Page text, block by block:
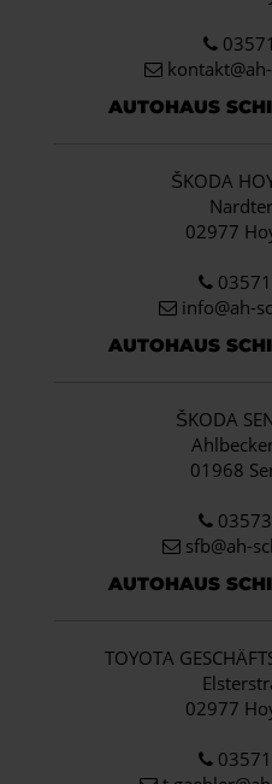
AUTOHAUS
ŠKODA
02977
info@ah-
AUTOHAUS
ŠKODA
01968
sfb@ah-
AUTOHAUS
TOYOTA
02977